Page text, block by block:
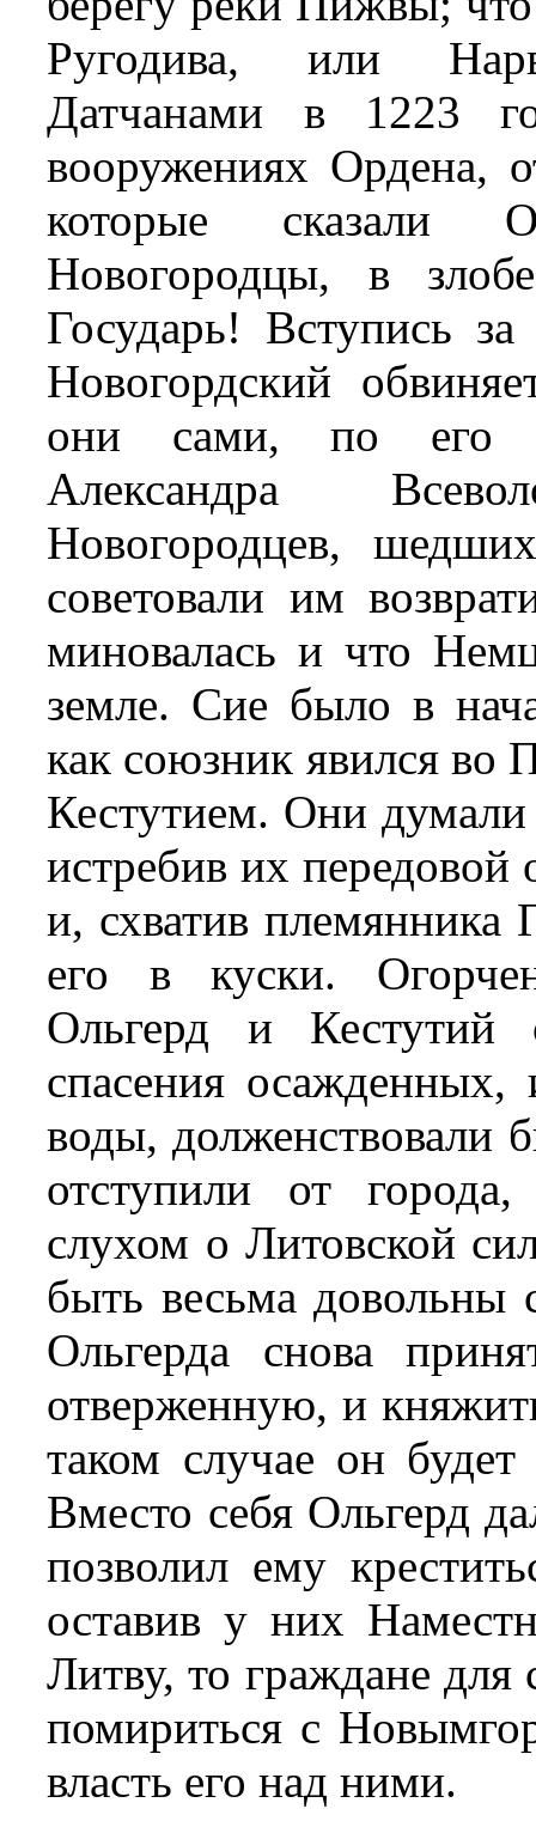
Ругодива, или
Датчанами в 1223
вооружениях Ордена,
которые сказали
Новогородцы, в
Государь! Вступись
Новогордский
они сами, по его
Александра
Новогородцев,
советовали им
миновалась и что
земле. Сие было в
как союзник явился во
Кестутием. Они
истребив их передовой
и, схватив племянника
его в куски.
Ольгерд и Кестутий
спасения
воды, долженствовали
отступили от
слухом о Литовской
быть весьма
Ольгерда снова
отверженную, и
таком случае он
Вместо себя Ольгерд
позволил ему
оставив у них
Литву, то граждане для
помириться с
власть его над ними.